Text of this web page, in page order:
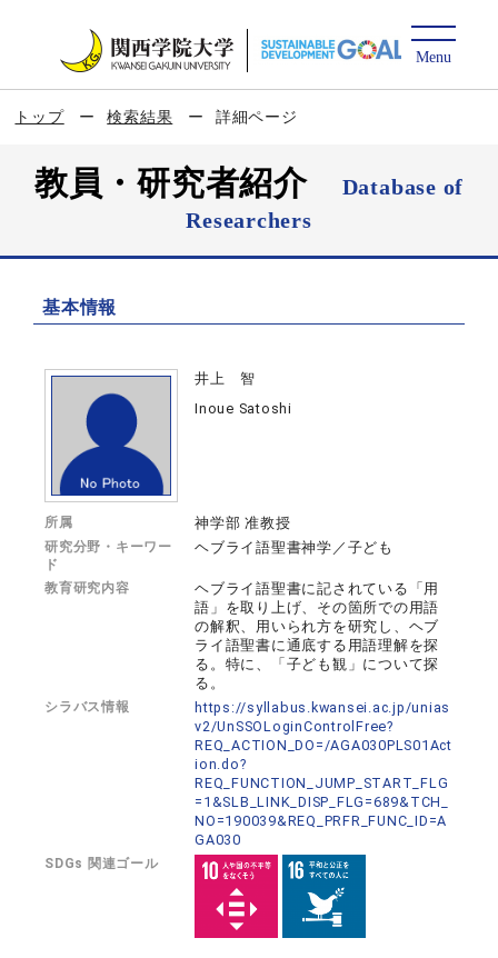
トップ 検索結果 詳細ページ
教員・研究者紹介
Database of
Researchers
基本情報
井上 智
Inoue Satoshi
所属 神学部 准教授
研究分野・キーワー
ド
ヘブライ語聖書神学／子ども
教育研究内容
ヘブライ語聖書に記されている「用
語」を取り上げ、その箇所での用語
の解釈、用いられ方を研究し、ヘブ
ライ語聖書に通底する用語理解を探
る。特に、「子ども観」について探
る。
シラバス情報
https://syllabus.kwansei.ac.jp/unias
v2/UnSSOLoginControlFree?
REQ_ACTION_DO=/AGA030PLS01Act
ion.do?
REQ_FUNCTION_JUMP_START_FLG
=1&SLB_LINK_DISP_FLG=689&TCH_
NO=190039&REQ_PRFR_FUNC_ID=A
GA030
SDGs 関連ゴール